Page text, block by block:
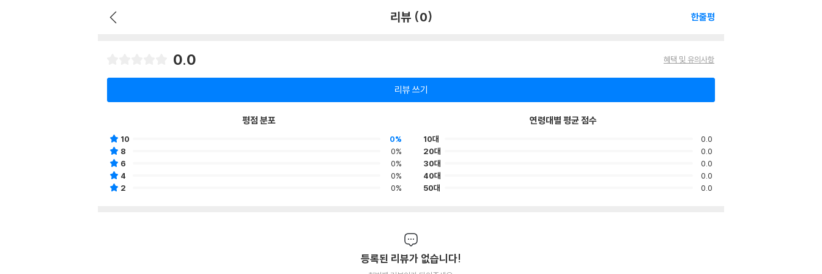
리뷰 (0) 한줄평
0.0 혜택 및 유의사항
리뷰 쓰기
평점 분포
10
0%
8
0%
6
0%
4
0%
2
0%
연령대별 평균 점수
10대
0.0
20대
0.0
30대
0.0
40대
0.0
50대
0.0
등록된 리뷰가 없습니다!